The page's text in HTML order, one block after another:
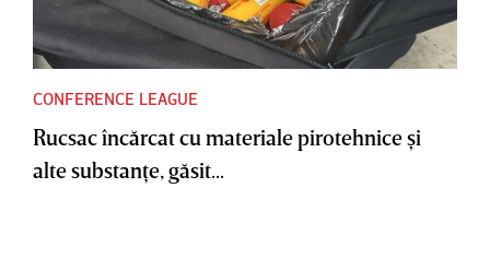
CONFERENCE LEAGUE
Rucsac încărcat cu materiale pirotehnice şi
alte substanţe, găsit...